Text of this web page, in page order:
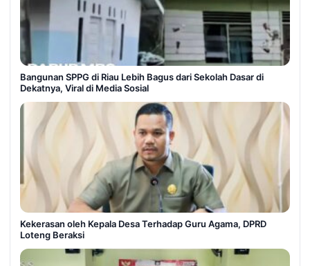
Bangunan SPPG di Riau Lebih Bagus dari Sekolah Dasar di
Dekatnya, Viral di Media Sosial
Kekerasan oleh Kepala Desa Terhadap Guru Agama, DPRD
Loteng Beraksi